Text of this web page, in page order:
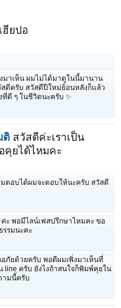
ฮียปอ
มาเห็น ผมไม่ได้มาดูในนี้มานาน
สดีครับ สวัสดีปีใหม่ย้อนหลังก็แล้ว
ดี ๆ ในชีวิตนะครับ ✨
ติ สวัสดีค่ะเราเป็น
คุยได้ไหมคะ
ตอบได้ผมจะตอบให้นะครับ สวัสดี
ค่ะ พอมีไลน์เฟสปรึกษาไหมคะ ขอ
รรมนะคะ
อภัยด้วยครับ พอดีผมเพิ่งมาเห็นที่
line ครับ ยังไงถ้าสนใจก็พิมพ์คุยใน
ามนี้ครับ